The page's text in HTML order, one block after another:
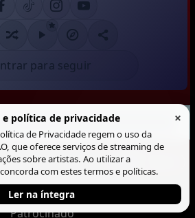
para seguir
Lista
Patrocinado
política de privacidade ×
de Privacidade regem o uso da
que oferece serviços de streaming de
sobre artistas. Ao utilizar a
com estes termos e políticas.
Ler na íntegra